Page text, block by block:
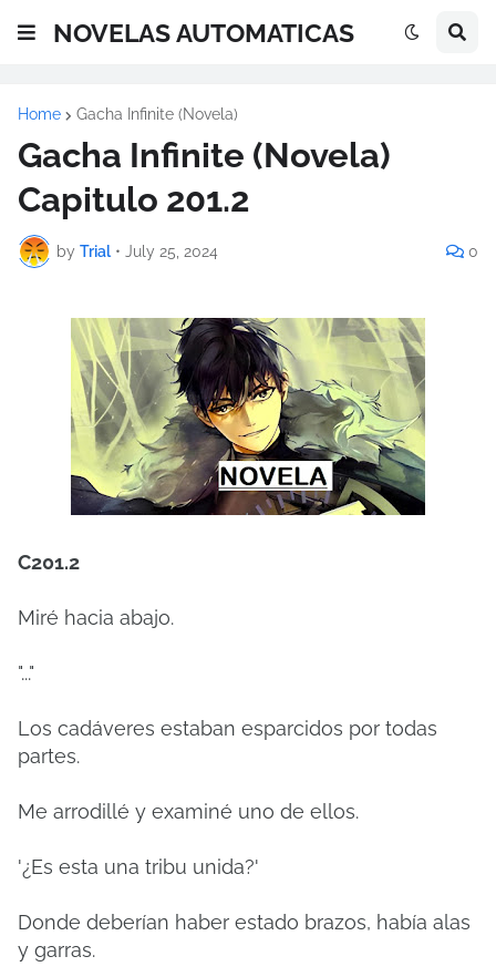
NOVELAS AUTOMATICAS
Home Gacha Infinite (Novela)
Gacha Infinite (Novela)
Capitulo 201.2
by Trial • July 25, 2024 0
C201.2
Miré hacia abajo.
"..."
Los cadáveres estaban esparcidos por todas
partes.
Me arrodillé y examiné uno de ellos.
'¿Es esta una tribu unida?'
Donde deberían haber estado brazos, había alas
y garras.